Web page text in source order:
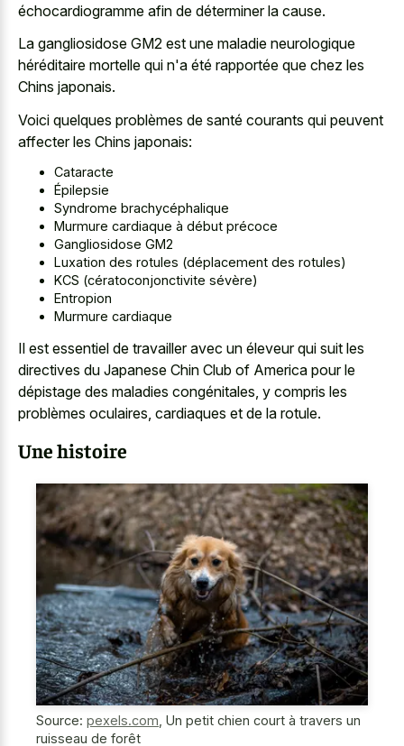
échocardiogramme afin de déterminer la cause.
La gangliosidose GM2 est une maladie neurologique
héréditaire mortelle qui n'a été rapportée que chez les
Chins japonais.
Voici quelques problèmes de santé courants qui peuvent
affecter les Chins japonais:
Cataracte
Épilepsie
Syndrome brachycéphalique
Murmure cardiaque à début précoce
Gangliosidose GM2
Luxation des rotules (déplacement des rotules)
KCS (cératoconjonctivite sévère)
Entropion
Murmure cardiaque
Il est essentiel de travailler avec un éleveur qui suit les
directives du Japanese Chin Club of America pour le
dépistage des maladies congénitales, y compris les
problèmes oculaires, cardiaques et de la rotule.
Une histoire
Source: pexels.com Un petit chien court à travers un
ruisseau de forêt